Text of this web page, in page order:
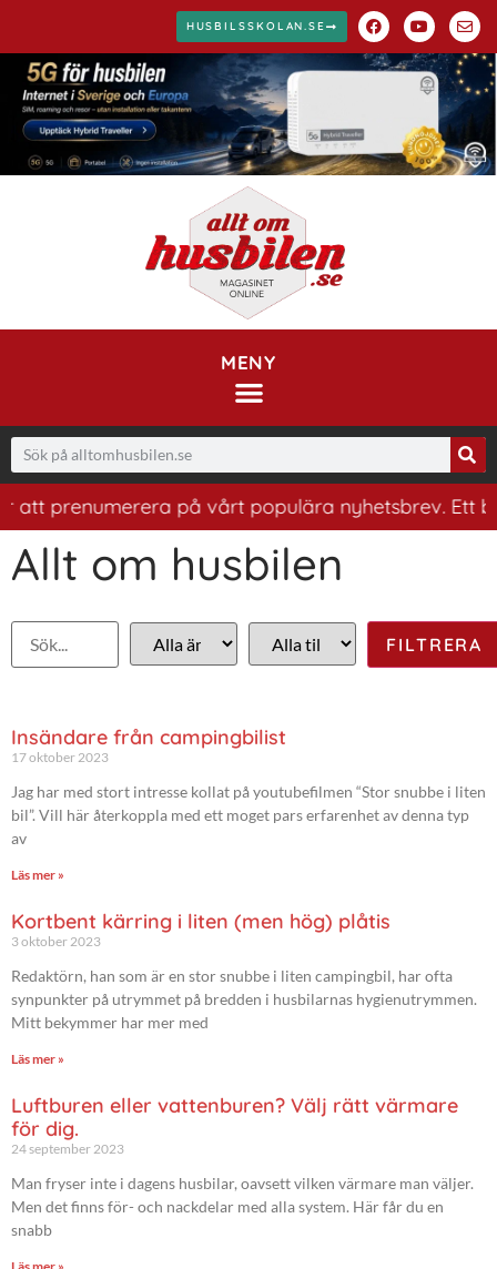
HUSBILSSKOLAN.SE
MENY
prenumerera på vårt populära nyhetsbrev. Ett
Allt om husbilen
Insändare från campingbilist
17 oktober 2023
Jag har med stort intresse kollat på youtubefilmen “Stor snubbe i liten
bil”. Vill här återkoppla med ett moget pars erfarenhet av denna typ
av
Läs mer »
Kortbent kärring i liten (men hög) plåtis
3 oktober 2023
Redaktörn, han som är en stor snubbe i liten campingbil, har ofta
synpunkter på utrymmet på bredden i husbilarnas hygienutrymmen.
Mitt bekymmer har mer med
Läs mer »
Luftburen eller vattenburen? Välj rätt värmare
för dig.
24 september 2023
Man fryser inte i dagens husbilar, oavsett vilken värmare man väljer.
Men det finns för- och nackdelar med alla system. Här får du en
snabb